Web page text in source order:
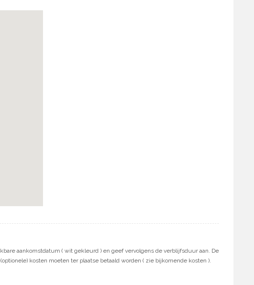
aankomstdatum ( wit gekleurd ) en geef vervolgens de verblijfsduur aan. De
kosten moeten ter plaatse betaald worden ( zie bijkomende kosten ).